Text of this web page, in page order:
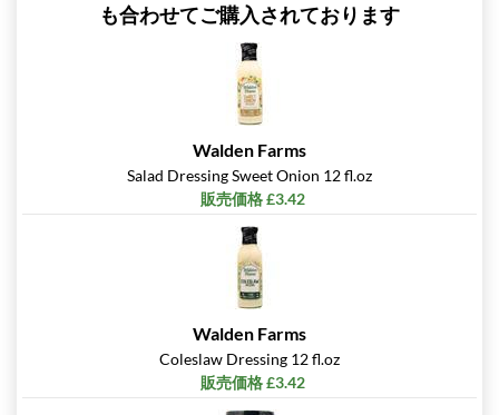
も合わせてご購入されております
Walden Farms
Salad Dressing Sweet Onion 12 fl.oz
販売価格 £3.42
Walden Farms
Coleslaw Dressing 12 fl.oz
販売価格 £3.42